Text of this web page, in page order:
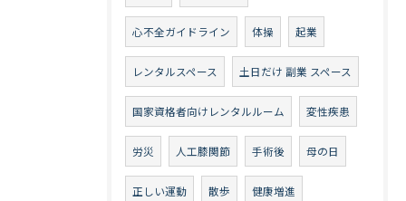
心不全ガイドライン 体操 起業
レンタルスペース 土日だけ 副業 スペース
国家資格者向けレンタルルーム 変性疾患
労災 人工膝関節 手術後 母の日
正しい運動 散歩 健康増進